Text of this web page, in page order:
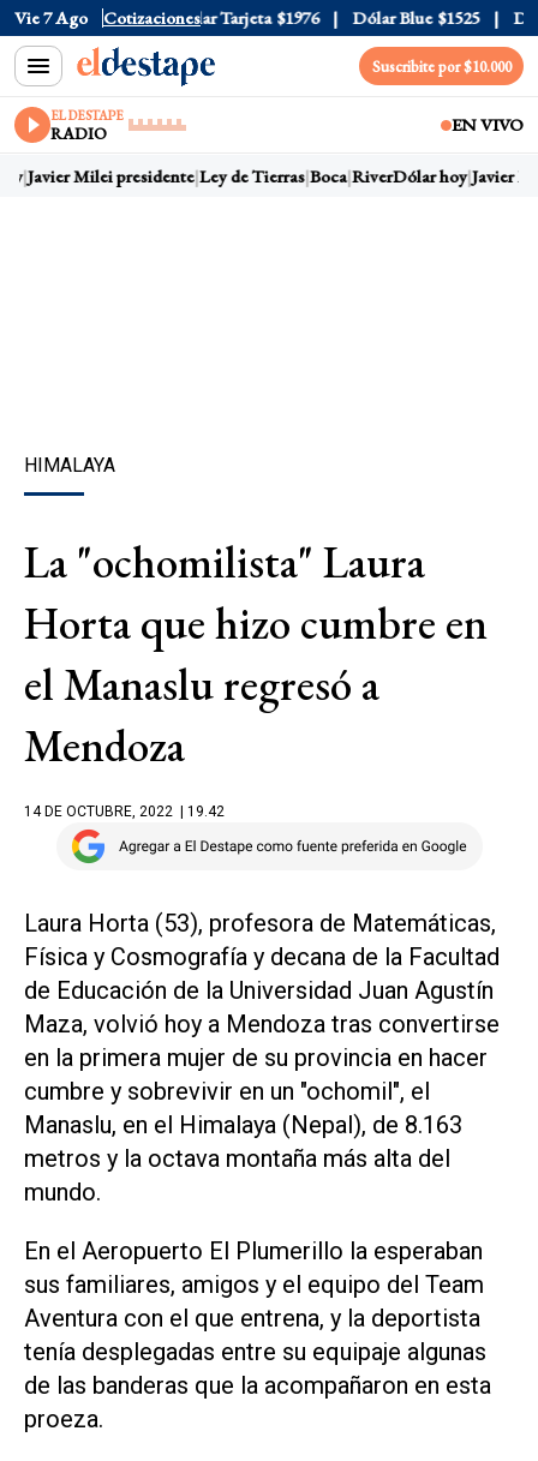
Vie 7 Ago Cotizaciones
Oficial $1520 Dólar Tarjeta $1976 Dólar Blue $1525
Suscribite por $10.000
EL DESTAPE
RADIO EN VIVO
Javier Milei presidente Ley de Tierras Boca RiverDólar hoy Javier
HIMALAYA
La "ochomilista" Laura
Horta que hizo cumbre en
el Manaslu regresó a
Mendoza
14 DE OCTUBRE, 2022 | 19.42
Laura Horta (53), profesora de Matemáticas,
Física y Cosmografía y decana de la Facultad
de Educación de la Universidad Juan Agustín
Maza, volvió hoy a Mendoza tras convertirse
en la primera mujer de su provincia en hacer
cumbre y sobrevivir en un "ochomil", el
Manaslu, en el Himalaya (Nepal), de 8.163
metros y la octava montaña más alta del
mundo.
En el Aeropuerto El Plumerillo la esperaban
sus familiares, amigos y el equipo del Team
Aventura con el que entrena, y la deportista
tenía desplegadas entre su equipaje algunas
de las banderas que la acompañaron en esta
proeza.